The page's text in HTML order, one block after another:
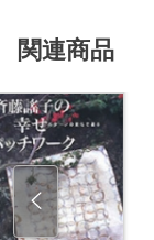
関連商品